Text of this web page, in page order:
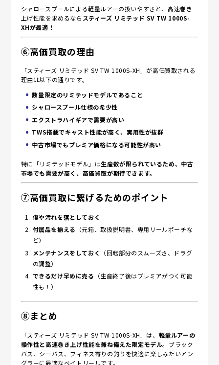
シャロースプールによる軽量ルアーの扱いやすさと、高速巻き
上げ性能を求めるなら スティーズ リミテッド SV TW 1000S-
XHが最適！
⑥高価買取の理由
「スティーズ リミテッド SV TW 1000S-XH」が高価買取される
理由は以下の通りです。
数量限定のリミテッドモデルであること
シャロースプール仕様の希少性
エクストラハイギアで需要が高い
TWS搭載でキャスト性能が高く、実用性が抜群
中古市場でもプレミア価格になる可能性が高い
特に「リミテッドモデル」は 生産数が限られているため、中古
市場でも需要が高く、高価買取が期待できます。
⑦高価買取に繋げるためのポイント
傷や汚れを落としておく
付属品を揃える
（元箱、取扱説明書、専用リールポーチな
ど）
メンテナンスをしておく
（回転部分のスムーズさ、ドラグ
の調整）
できるだけ早めに売る
（生産終了後はプレミアがつく可能
性も！）
⑧まとめ
「スティーズ リミテッド SV TW 1000S-XH」は、 軽量ルアーの
操作性と高速巻き上げ性能を兼ね備えた限定モデル。ブラック
バス、シーバス、フィネス寄りの釣りを快適に楽しみたいアン
グラーに最適なベイトリールです。